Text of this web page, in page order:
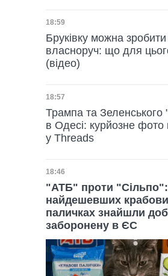
Дата публікації
18:59
Бруківку можна
власноруч: що для
(відео)
Дата публікації
18:57
Трампа та Зеленського
в Одесі: курйозне фото
у Threads
Дата публікації
18:46
"АТБ" проти
найдешевших
паличках знайшли
заборонену в ЄС